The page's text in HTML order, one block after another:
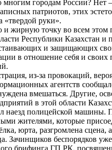
городам России? Нет
патриотов, этих
руки».
жирную точку во всем этом
Республики Казахстан
и защищающих
в отношение себя и
из-за провокаций,
агентств
вмешаться. Другие,
в этой области
наезд полицейской машины.
жителями, которые
юрта, разгромлена сцена,
Зачинщиков беспорядков
брифинга ГП РК,